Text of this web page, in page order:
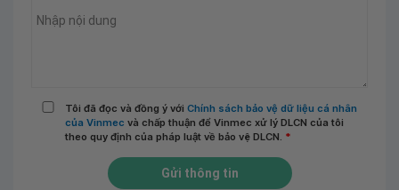
Tôi đã đọc và đồng ý với Chính sách bảo vệ dữ liệu cá nhân
của Vinmec và chấp thuận để Vinmec xử lý DLCN của tôi
theo quy định của pháp luật về bảo vệ DLCN. *
Gửi thông tin